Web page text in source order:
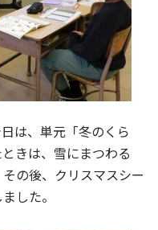
は、単元「冬のくら
きは、雪にまつわる
の後、クリスマスシー
した。